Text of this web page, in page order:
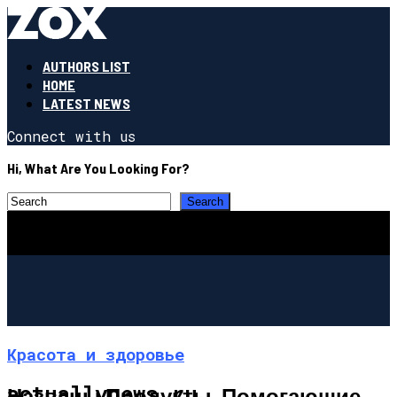
AUTHORS LIST
HOME
LATEST NEWS
Connect with us
Hi, What Are You Looking For?
Красота и здоровье